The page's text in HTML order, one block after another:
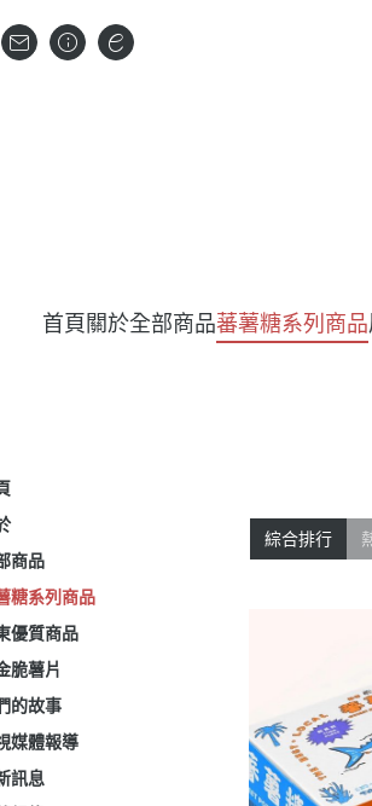
首頁 關於全部商品蕃薯糖系列商品
商品
糖系列商品
優質商品
脆薯片
的故事
媒體報導
訊息
綜合排行